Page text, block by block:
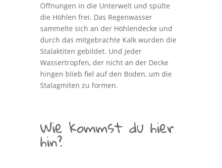
Öffnungen in die Unterwelt und spülte
die Höhlen frei. Das Regenwasser
sammelte sich an der Höhlendecke und
durch das mitgebrachte Kalk wurden die
Stalaktiten gebildet. Und jeder
Wassertropfen, der nicht an der Decke
hingen blieb fiel auf den Boden, um die
Stalagmiten zu formen.
Wie kommst du hier
hin?